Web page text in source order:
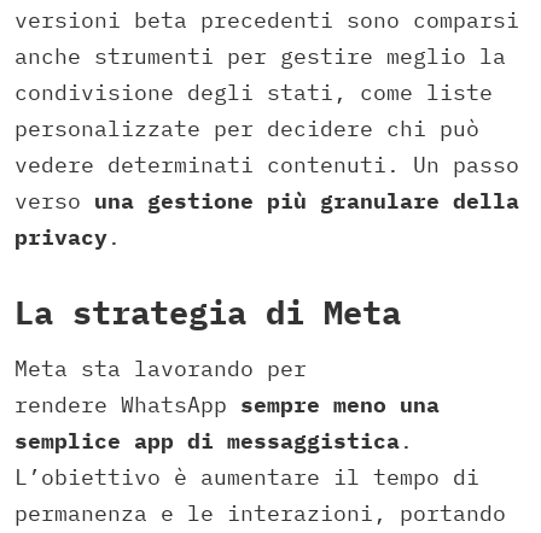
versioni beta precedenti sono comparsi
anche strumenti per gestire meglio la
condivisione degli stati, come liste
personalizzate per decidere chi può
vedere determinati contenuti. Un passo
verso una gestione più granulare della
privacy.
La strategia di Meta
Meta sta lavorando per
rendere WhatsApp sempre meno una
semplice app di messaggistica.
L’obiettivo è aumentare il tempo di
permanenza e le interazioni, portando